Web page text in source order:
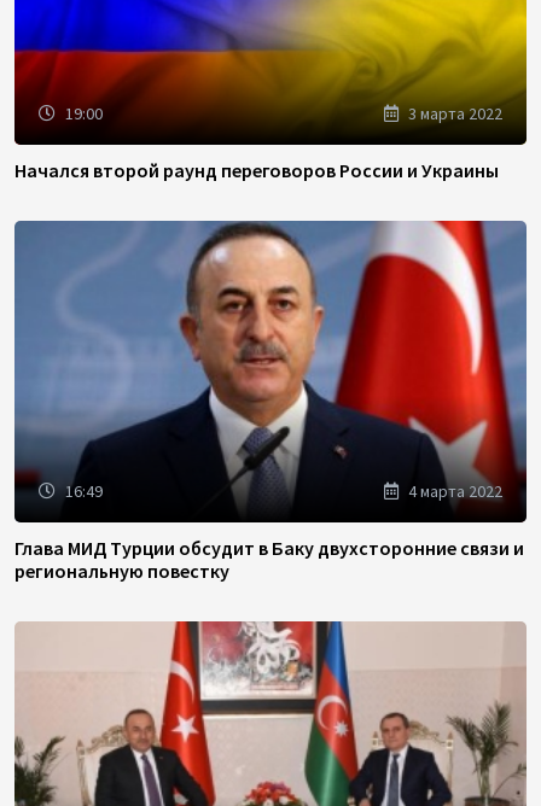
19:00 3 марта 2022
Начался второй раунд переговоров России и Украины
16:49 4 марта 2022
Глава МИД Турции обсудит в Баку двухсторонние связи и
региональную повестку